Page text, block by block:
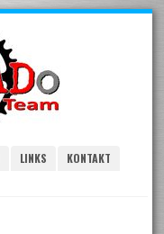
LINKS
KONTAKT